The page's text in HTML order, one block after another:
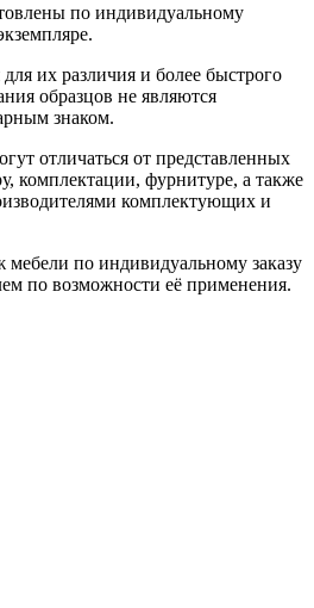
по индивидуальному
их различия и более быстрого
образцов не являются
знаком.
отличаться от представленных
комплектации, фурнитуре, а также
комплектующих и
по индивидуальному заказу
по возможности её применения.